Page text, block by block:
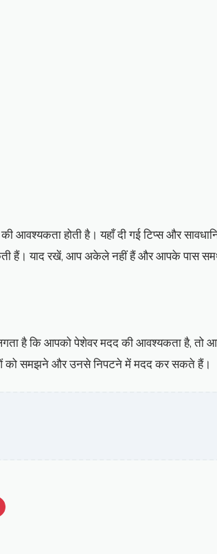
आवश्यकता होती है। यहाँ दी गई टिप्स और
हैं। याद रखें, आप अकेले नहीं हैं और आपके पास
है कि आपको पेशेवर मदद की आवश्यकता है, तो
को समझने और उनसे निपटने में मदद कर सकते हैं।